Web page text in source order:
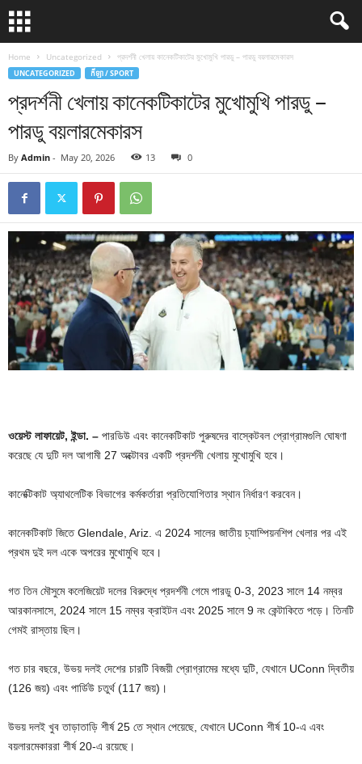
Home Uncategorized প্রদর্শনী খেলায় কানেকটিকাটের মুখোমুখি পারডু – পারডু বয়লারমেকারস
UNCATEGORIZED កីឡា / SPORT
প্রদর্শনী খেলায় কানেকটিকাটের মুখোমুখি পারডু –
পারডু বয়লারমেকারস
By Admin - May 20, 2026 13 0
ওয়েস্ট লাফায়েট, ইন্ডা. – পারডিউ এবং কানেকটিকাট পুরুষদের বাস্কেটবল প্রোগ্রামগুলি ঘোষণা
করেছে যে দুটি দল আগামী 27 অক্টোবর একটি প্রদর্শনী খেলায় মুখোমুখি হবে।
কানেক্টিকাট অ্যাথলেটিক বিভাগের কর্মকর্তারা প্রতিযোগিতার স্থান নির্ধারণ করবেন।
কানেকটিকাট জিতে Glendale, Ariz. এ 2024 সালের জাতীয় চ্যাম্পিয়নশিপ খেলার পর এই
প্রথম দুই দল একে অপরের মুখোমুখি হবে।
গত তিন মৌসুমে কলেজিয়েট দলের বিরুদ্ধে প্রদর্শনী গেমে পারডু 0-3, 2023 সালে 14 নম্বর
আরকানসাসে, 2024 সালে 15 নম্বর ক্রাইটন এবং 2025 সালে 9 নং কেন্টাকিতে পড়ে। তিনটি
গেমই রাস্তায় ছিল।
গত চার বছরে, উভয় দলই দেশের চারটি বিজয়ী প্রোগ্রামের মধ্যে দুটি, যেখানে UConn দ্বিতীয়
(126 জয়) এবং পার্ডিউ চতুর্থ (117 জয়)।
উভয় দলই খুব তাড়াতাড়ি শীর্ষ 25 তে স্থান পেয়েছে, যেখানে UConn শীর্ষ 10-এ এবং
বয়লারমেকাররা শীর্ষ 20-এ রয়েছে।